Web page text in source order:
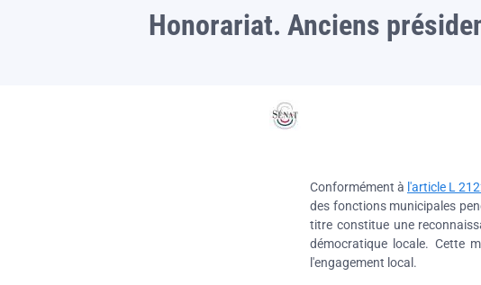
Honorariat. Anciens
Conformément à l'article L
des fonctions municipales
titre constitue une
démocratique locale. Cette
l'engagement local.